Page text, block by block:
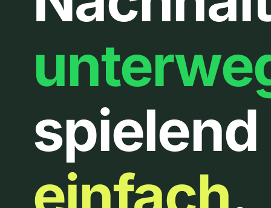
spielend